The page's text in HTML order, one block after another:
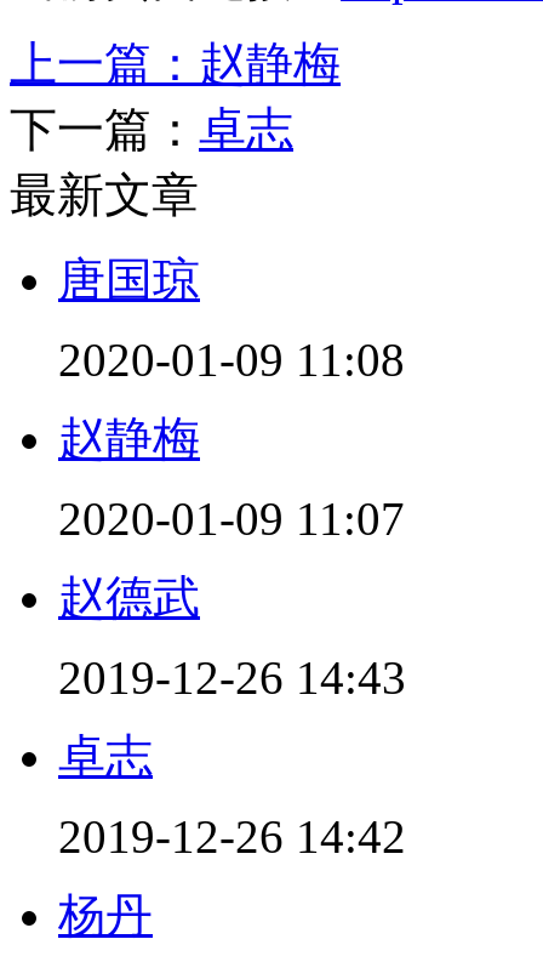
上一篇： 赵静梅
下一篇： 卓志
最新文章
唐国琼
2020-01-09 11:08
赵静梅
2020-01-09 11:07
赵德武
2019-12-26 14:43
卓志
2019-12-26 14:42
杨丹